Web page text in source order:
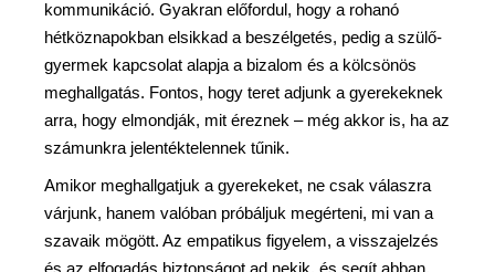
kommunikáció. Gyakran előfordul, hogy a rohanó
hétköznapokban elsikkad a beszélgetés, pedig a szülő-
gyermek kapcsolat alapja a bizalom és a kölcsönös
meghallgatás. Fontos, hogy teret adjunk a gyerekeknek
arra, hogy elmondják, mit éreznek – még akkor is, ha az
számunkra jelentéktelennek tűnik.
Amikor meghallgatjuk a gyerekeket, ne csak válaszra
várjunk, hanem valóban próbáljuk megérteni, mi van a
szavaik mögött. Az empatikus figyelem, a visszajelzés